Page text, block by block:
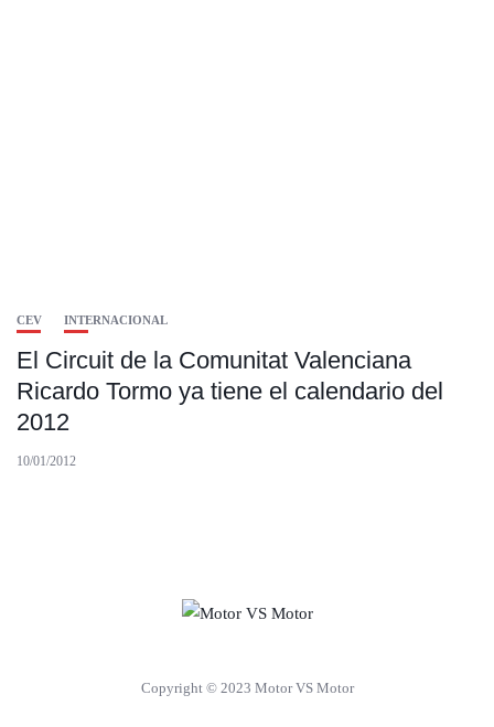
CEV INTERNACIONAL
El Circuit de la Comunitat Valenciana
Ricardo Tormo ya tiene el calendario del
2012
10/01/2012
Copyright © 2023 Motor VS Motor